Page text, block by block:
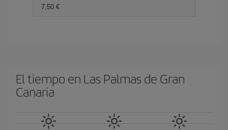
7,50 €
El tiempo en Las Palmas de Gran
Canaria